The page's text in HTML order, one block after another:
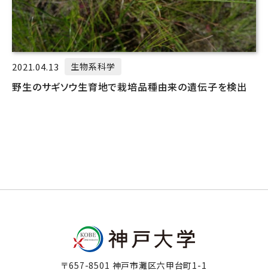
2021.04.13 生物系科学
野生のサギソウ生育地で栽培品種由来の遺伝子を検出
〒657-8501 神戸市灘区六甲台町1-1